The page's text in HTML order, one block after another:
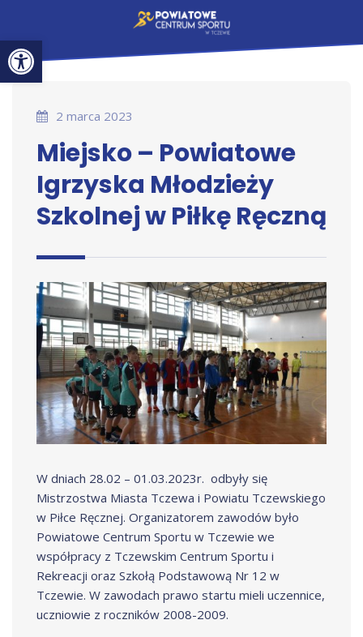
Otwórz pasek narzędzi
2 marca 2023
Miejsko – Powiatowe
Igrzyska Młodzieży
Szkolnej w Piłkę Ręczną
W dniach 28.02 – 01.03.2023r. odbyły się
Mistrzostwa Miasta Tczewa i Powiatu Tczewskiego
w Piłce Ręcznej. Organizatorem zawodów było
Powiatowe Centrum Sportu w Tczewie we
współpracy z Tczewskim Centrum Sportu i
Rekreacji oraz Szkołą Podstawową Nr 12 w
Tczewie. W zawodach prawo startu mieli uczennice,
uczniowie z roczników 2008-2009.